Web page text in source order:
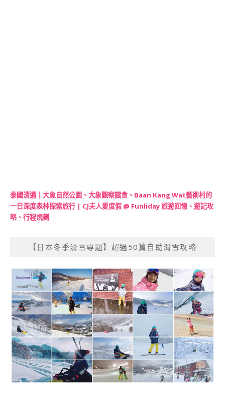
泰國清邁｜大象自然公園、大象觀察餵食、Baan Kang Wat藝術村的
一日深度森林探索旅行 | CJ夫人愛度假 @ Funliday 旅遊回憶、遊記攻
略、行程規劃
【日本冬季滑雪專題】超過50篇自助滑雪攻略